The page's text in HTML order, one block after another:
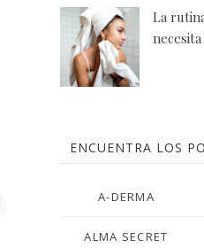
La
ENCUENTRA LOS
A-DERMA
ALMA SECRET